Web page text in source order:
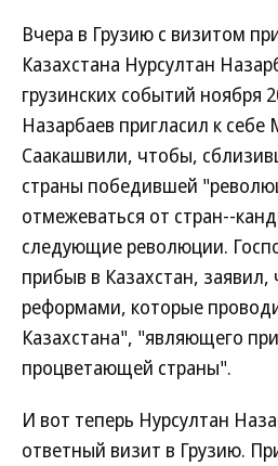
Вчера в Грузию с визитом
Казахстана Нурсултан
грузинских событий ноября
Назарбаев пригласил к себе
Саакашвили, чтобы,
страны победившей
отмежеваться от стран--
следующие революции.
прибыв в Казахстан,
реформами, которые
Казахстана", "являющего
процветающей страны".
И вот теперь Нурсултан
ответный визит в Грузию.